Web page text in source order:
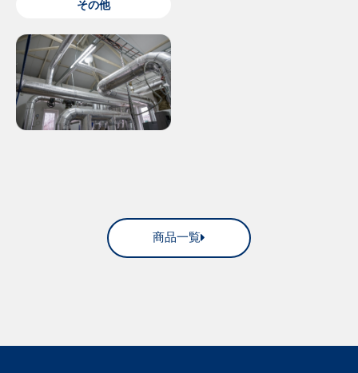
その他
商品一覧